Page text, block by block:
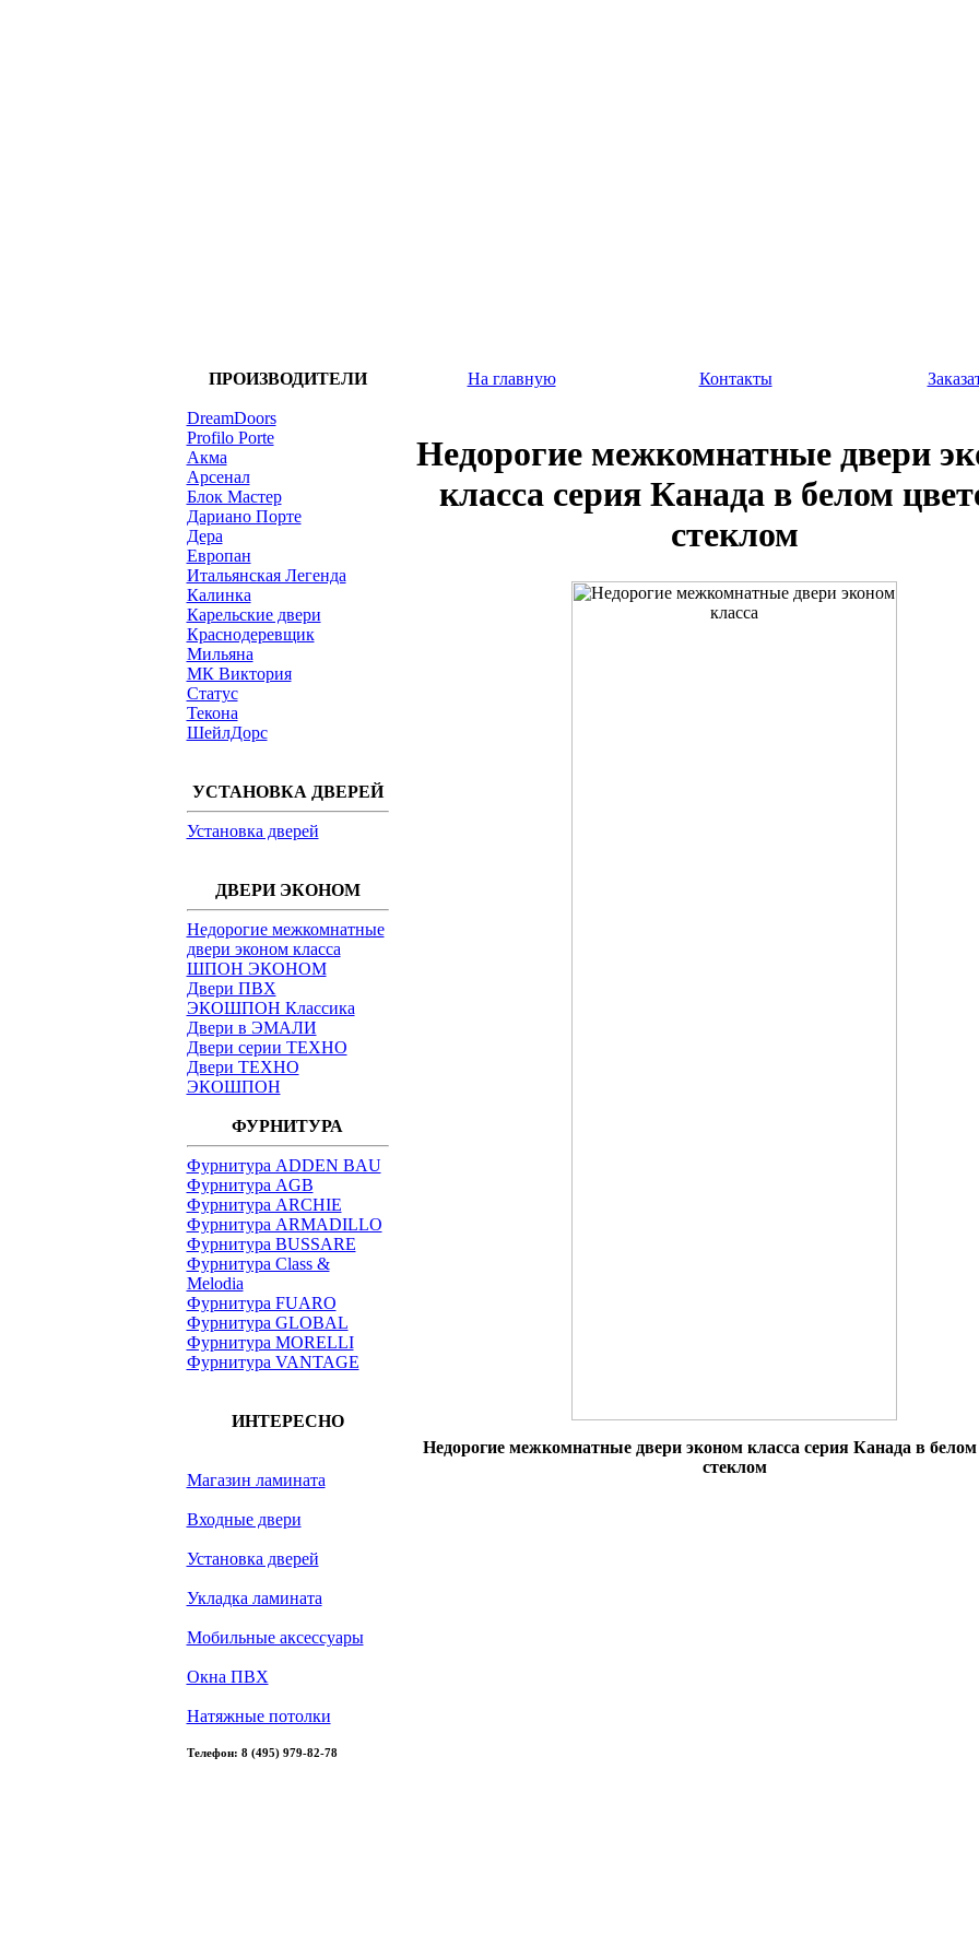
ПРОИЗВОДИТЕЛИ
DreamDoors
Profilo Porte
Акма
Арсенал
Блок Мастер
Дариано Порте
Дера
Европан
Итальянская Легенда
Калинка
Карельские двери
Краснодеревщик
Мильяна
МК Виктория
Статус
Текона
ШейлДорс
УСТАНОВКА ДВЕРЕЙ
Установка дверей
ДВЕРИ ЭКОНОМ
Недорогие межкомнатные
двери эконом класса
ШПОН ЭКОНОМ
Двери ПВХ
ЭКОШПОН Классика
Двери в ЭМАЛИ
Двери серии ТЕХНО
Двери ТЕХНО
ЭКОШПОН
ФУРНИТУРА
Фурнитура ADDEN BAU
Фурнитура AGB
Фурнитура ARCHIE
Фурнитура ARMADILLO
Фурнитура BUSSARE
Фурнитура Class &
Melodia
Фурнитура FUARO
Фурнитура GLOBAL
Фурнитура MORELLI
Фурнитура VANTAGE
ИНТЕРЕСНО
Магазин ламината
Входные двери
Установка дверей
Укладка ламината
Мобильные аксессуары
Окна ПВХ
Натяжные потолки
Телефон: 8 (495) 979-82-78
На главную Контакты
Недорогие межкомнатные двери
класса серия Канада в белом
стеклом
Недорогие межкомнатные двери эконом класса серия Канада в белом
стеклом